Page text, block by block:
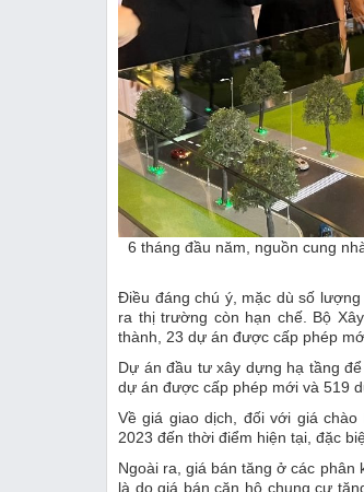
6 tháng đầu năm, nguồn cung
Điều đáng chú ý, mặc dù số
ra thị trường còn hạn chế. Bộ
thành, 23 dự án được cấp phép
Dự án đầu tư xây dựng hạ tầng
dự án được cấp phép mới và 519
Về giá giao dịch, đối với giá
2023 đến thời điểm hiện tại, đặc
Ngoài ra, giá bán tăng ở các phân
là do giá bán căn hộ chung cư